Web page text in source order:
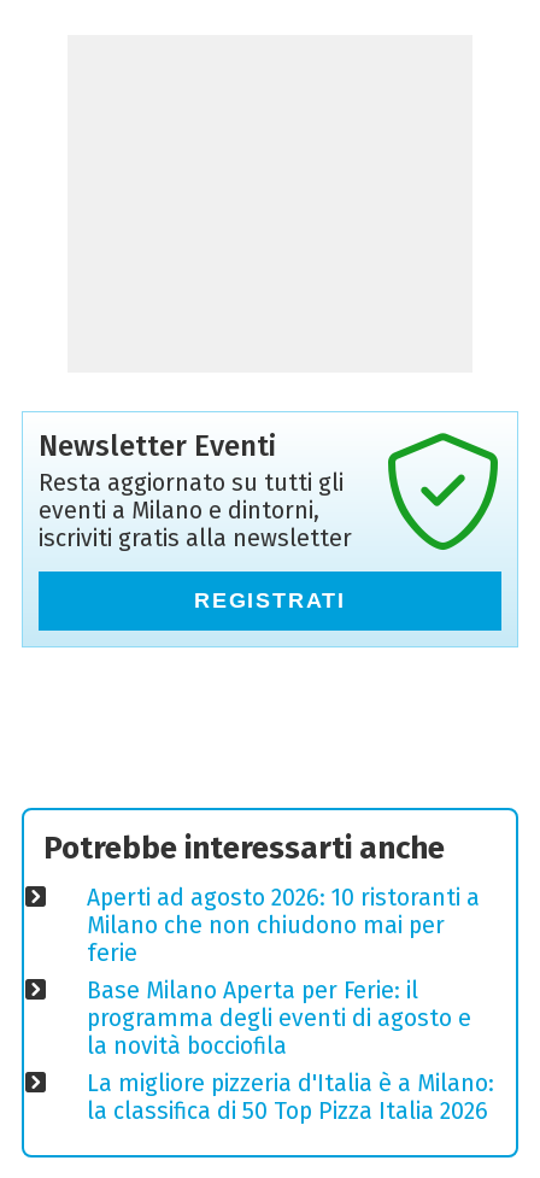
Newsletter Eventi
Resta aggiornato su tutti gli
eventi a Milano e dintorni,
iscriviti gratis alla newsletter
REGISTRATI
Potrebbe interessarti anche
Aperti ad agosto 2026: 10 ristoranti a
Milano che non chiudono mai per
ferie
Base Milano Aperta per Ferie: il
programma degli eventi di agosto e
la novità bocciofila
La migliore pizzeria d'Italia è a Milano:
la classifica di 50 Top Pizza Italia 2026